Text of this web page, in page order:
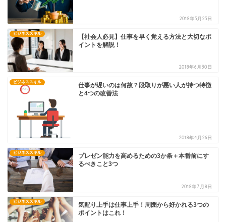
2018年3月23日
ビジネススキル
【社会人必見】仕事を早く覚える方法と大切なポ
イントを解説！
2018年6月30日
ビジネススキル
仕事が遅いのは何故？段取りが悪い人が持つ特徴
と4つの改善法
2018年4月26日
ビジネススキル
プレゼン能力を高めるための3か条＋本番前にす
るべきこと3つ
2018年7月8日
ビジネススキル
気配り上手は仕事上手！周囲から好かれる3つの
ポイントはこれ！